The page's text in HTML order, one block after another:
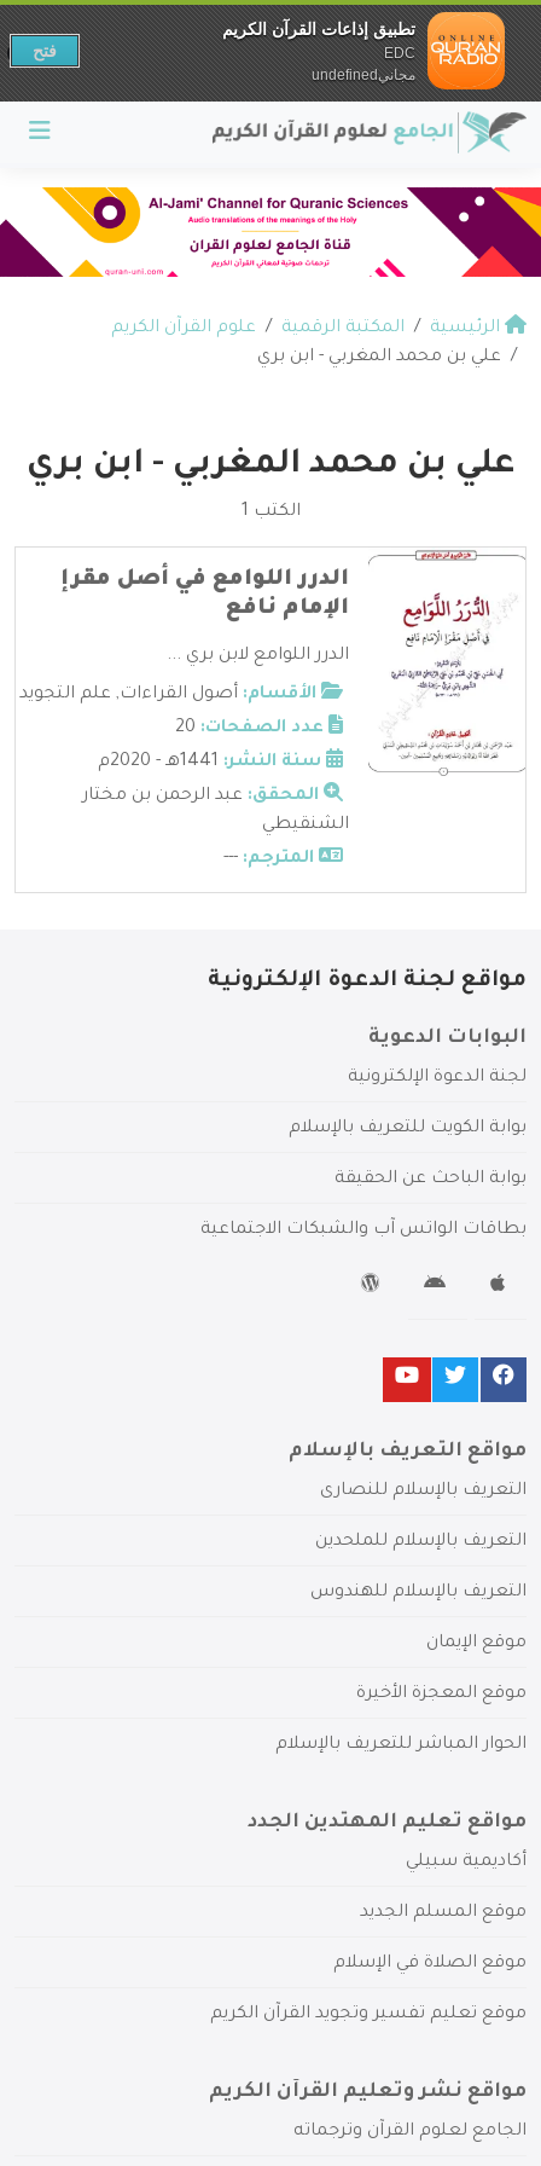
الرئيسية المكتبة الرقمية
علوم القرآن الكريم
علي بن محمد المغربي - ابن بري
علي بن محمد المغربي - ابن بري
الكتب 1
الدرر اللوامع في أصل مقرإ
الإمام نافع
الدرر اللوامع لابن بري ...
الأقسام: أصول القراءات, علم التجويد
عدد الصفحات:
سنة النشر:
المحقق: عبد الرحمن بن مختار
الشنقيطي
المترجم: ---
مواقع لجنة الدعوة الإلكترونية
البوابات الدعوية
لجنة الدعوة الإلكترونية
بوابة الكويت للتعريف بالإسلام
بوابة الباحث عن الحقيقة
بطاقات الواتس آب والشبكات الاجتماعية
مواقع التعريف بالإسلام
التعريف بالإسلام للنصارى
التعريف بالإسلام للملحدين
التعريف بالإسلام للهندوس
موقع الإيمان
موقع المعجزة الأخيرة
الحوار المباشر للتعريف بالإسلام
مواقع تعليم المهتدين الجدد
أكاديمية سبيلي
موقع المسلم الجديد
موقع الصلاة في الإسلام
موقع تعليم تفسير وتجويد القرآن الكريم
مواقع نشر وتعليم القرآن الكريم
الجامع لعلوم القرآن وترجماته
تطبيق إذاعات القرآن الكريم
EDC
مجانيundefined
فتح